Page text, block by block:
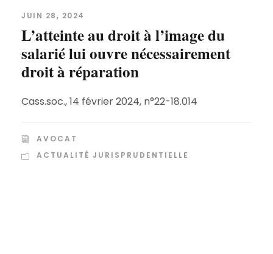
JUIN 28, 2024
L’atteinte au droit à l’image du
salarié lui ouvre nécessairement
droit à réparation
Cass.soc., 14 février 2024, n°22-18.014
AVOCAT
ACTUALITÉ JURISPRUDENTIELLE